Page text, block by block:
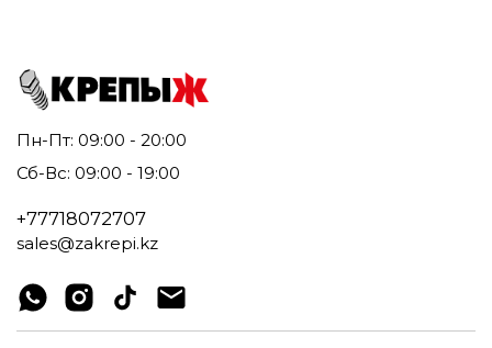
Пн-Пт: 09:00 - 20:00
Сб-Вс: 09:00 - 19:00
+77718072707
sales@zakrepi.kz